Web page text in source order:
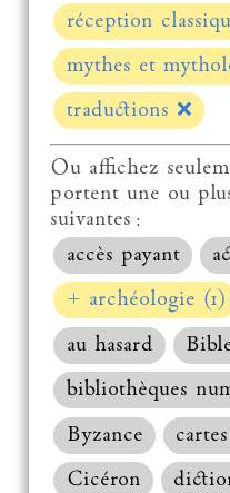
réception
mythes et
traductions ❌
Ou affichez
portent une ou
suivantes :
accès payant
+ archéologie (1)
au hasard
bibliothèques
Byzance
Cicéron